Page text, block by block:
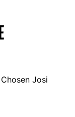
Josi